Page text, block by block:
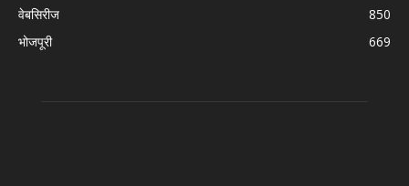
वेबसिरीज
850
भोजपूरी
669